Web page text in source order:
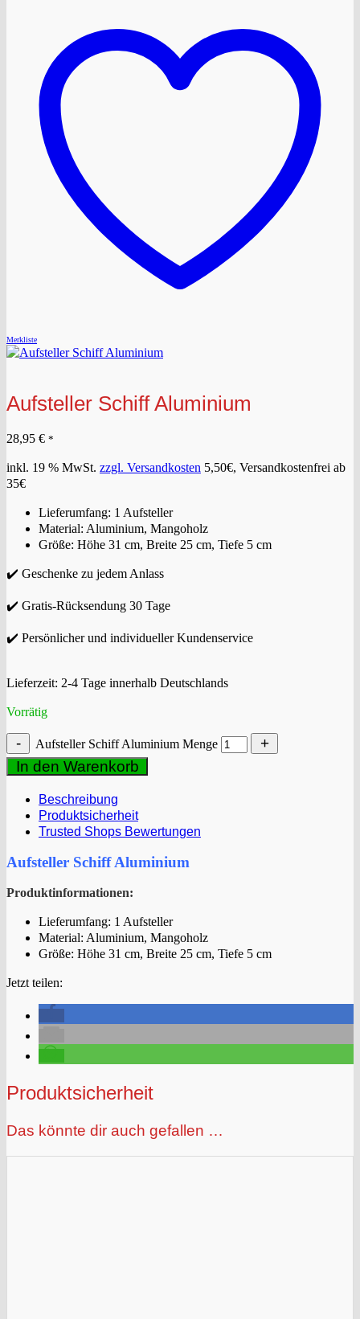
Merkliste
Aufsteller Schiff Aluminium
28,95 € *
inkl. 19 % MwSt. zzgl. Versandkosten 5,50€, Versandkostenfrei ab
35€
Lieferumfang: 1 Aufsteller
Material: Aluminium, Mangoholz
Größe: Höhe 31 cm, Breite 25 cm, Tiefe 5 cm
✔️ Geschenke zu jedem Anlass
✔️ Gratis-Rücksendung 30 Tage
✔️ Persönlicher und individueller Kundenservice
Lieferzeit: 2-4 Tage innerhalb Deutschlands
Vorrätig
Aufsteller Schiff Aluminium Menge
In den Warenkorb
Beschreibung
Produktsicherheit
Trusted Shops Bewertungen
Aufsteller Schiff Aluminium
Produktinformationen:
Lieferumfang: 1 Aufsteller
Material: Aluminium, Mangoholz
Größe: Höhe 31 cm, Breite 25 cm, Tiefe 5 cm
Jetzt teilen:
Produktsicherheit
Das könnte dir auch gefallen …